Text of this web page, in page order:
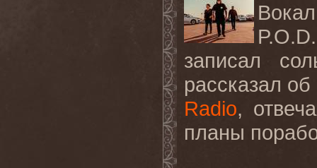
P.O.D
записал
рассказал
Radio,
планы